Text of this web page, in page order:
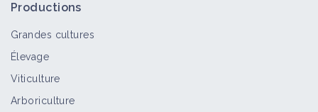
Productions
Grandes cultures
Élevage
Viticulture
Arboriculture